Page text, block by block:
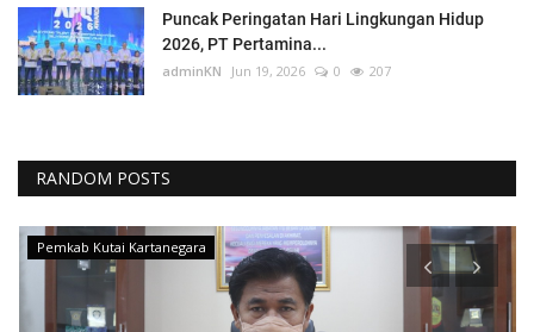
Puncak Peringatan Hari Lingkungan Hidup
2026, PT Pertamina...
adminKN Jun 19, 2026 0 207
RANDOM POSTS
Pemkab Kutai Kartanegara